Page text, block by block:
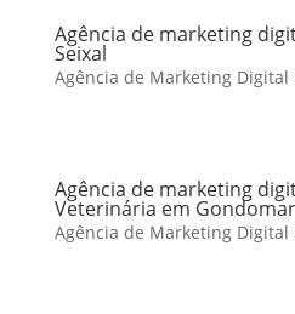
Agência de marketing
Seixal
Agência de Marketing Digital
Agência de marketing
Veterinária em Gondomar
Agência de Marketing Digital